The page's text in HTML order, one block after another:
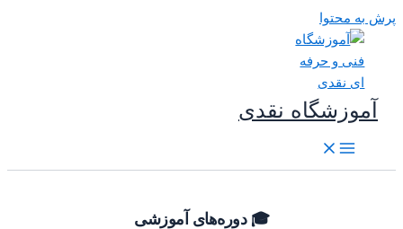
به محتوا
آموزشگاه نقدی
🎓 دوره‌های آموزشی